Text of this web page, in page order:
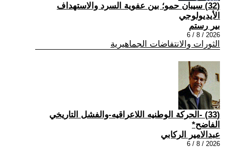
(32) سيبان حمو؛ بين عفوية السرد والاستهداف
الأيديولوجي
بير رستم
2026 / 8 / 6
الثورات والانتفاضات الجماهيرية
(33) -الحركة الوطنيه اللاعراقيه-والفشل التاريخي
الفاضح*
عبدالامير الركابي
2026 / 8 / 6